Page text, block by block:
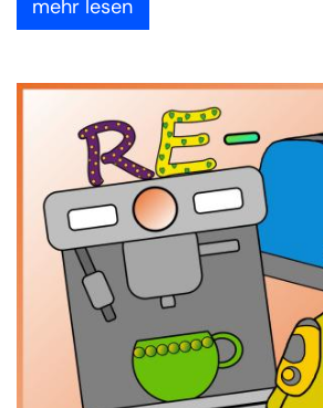
mehr lesen